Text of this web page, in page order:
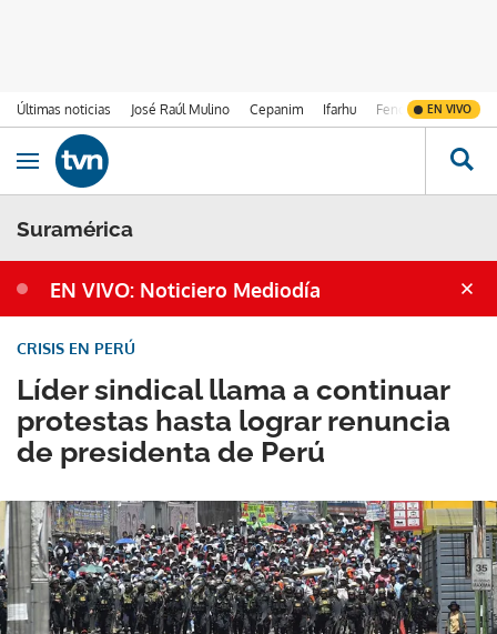
Últimas noticias José Raúl Mulino Cepanim Ifarhu Fenómeno de El
EN VIVO
Ir al contenido
Obrir navegació
Suramérica
EN VIVO: Noticiero Mediodía
Líder sindical llama a continuar
protestas hasta lograr renuncia
de presidenta de Perú
CRISIS EN PERÚ